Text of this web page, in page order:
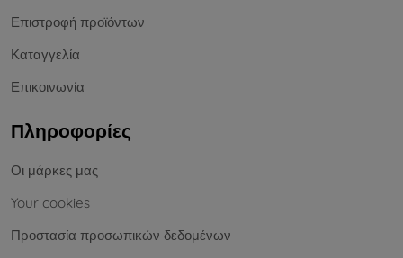
Επιστροφή προϊόντων
Καταγγελία
Επικοινωνία
Πληροφορίες
Οι μάρκες μας
Your cookies
Προστασία προσωπικών δεδομένων